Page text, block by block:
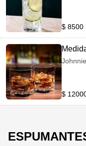
$ 8500
$